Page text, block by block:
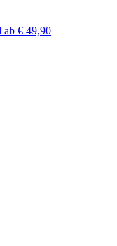
ab € 49,90